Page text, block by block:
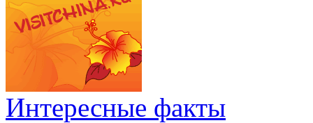
Интересные факты